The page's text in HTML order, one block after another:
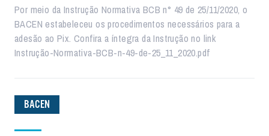
Por meio da Instrução Normativa BCB n° 49 de 25/11/2020, o
BACEN estabeleceu os procedimentos necessários para a
adesão ao Pix. Confira a íntegra da Instrução no link
Instrução-Normativa-BCB-n-49-de-25_11_2020.pdf
BACEN